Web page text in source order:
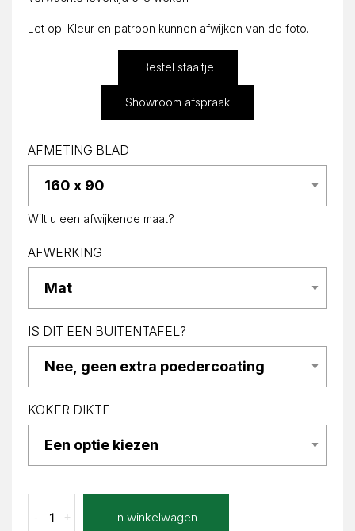
Let op! Kleur en patroon kunnen afwijken van de foto.
Bestel staaltje
Showroom afspraak
AFMETING BLAD
Wilt u een afwijkende maat?
AFWERKING
IS DIT EEN BUITENTAFEL?
KOKER DIKTE
Jolanda+
- In winkelwagen